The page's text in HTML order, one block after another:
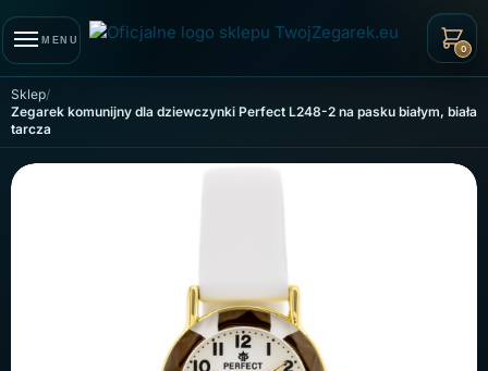
MENU
0
Sklep
Zegarek komunijny dla dziewczynki Perfect L248-2 na pasku białym, biała
tarcza